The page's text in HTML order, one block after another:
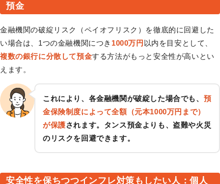
預金
金融機関の破綻リスク（ペイオフリスク）を徹底的に回避した
い場合は、1つの金融機関につき 1000万円 以内を目安として、
複数の銀行に分散して預金する方法がもっと安全性が高いとい
えます。
これにより、各金融機関が破綻した場合でも、 預
金保険制度によって全額（元本1000万円まで）
が保護されます。タンス預金よりも、盗難や火災
のリスクを回避できます。
安全性を保ちつつインフレ対策もしたい人：個人